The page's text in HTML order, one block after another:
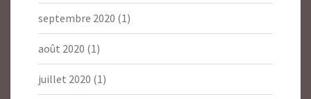
septembre 2020 (1)
août 2020 (1)
juillet 2020 (1)